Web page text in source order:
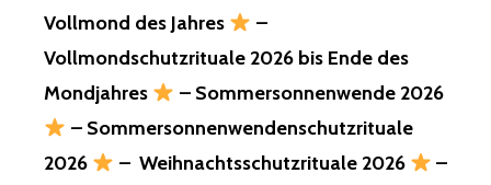
UNTERWEGS,
STIFTE…,
MALBLÖCKE…,
UNTERWEGS…,
Vollmond des Jahres
–
Vollmondschutzrituale 2026 bis Ende des
Mondjahres
– Sommersonnenwende 2026
– Sommersonnenwendenschutzrituale
2026
– Weihnachtsschutzrituale 2026
–